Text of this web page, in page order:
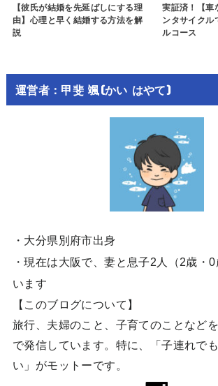
【彼氏が結婚を先延ばしにする理
由】心理と早く結婚する方法を解
説
実証済！【車
ンタサイクル
ルコース
運営者：甲斐 颯(かい はやて)
・大分県別府市出身
・現在は大阪で、妻と息子2人（2歳・
います
【このブログについて】
旅行、夫婦のこと、子育てのことなど
で発信しています。特に、「子連れで
い」がモットーです。